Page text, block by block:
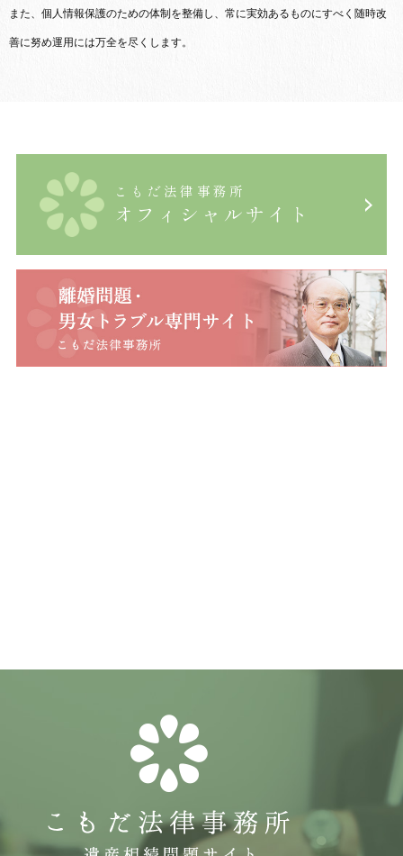
また、個人情報保護のための体制を整備し、常に実効あるものにすべく随時改
善に努め運用には万全を尽くします。
こもだ法律事務所
オフィシャルサイト